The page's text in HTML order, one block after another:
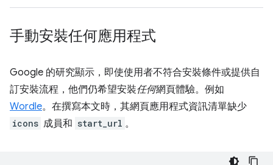
手動安裝任何應用程式
Google 的研究顯示，即使使用者不符合安裝條件或提供自
訂安裝流程，他們仍希望安裝任何網頁體驗。例如
Wordle。在撰寫本文時，其網頁應用程式資訊清單缺少
icons 成員和 start_url 。